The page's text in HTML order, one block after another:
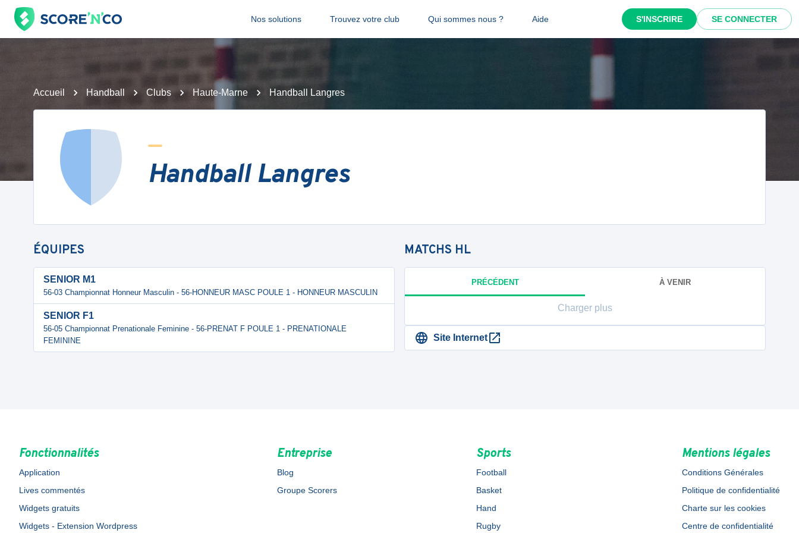
Nos solutions Trouvez votre club Qui sommes nous ? Aide S'INSCRIRE SE CONNECTER
Accueil Handball Clubs Haute-Marne Handball Langres
Handball Langres
ÉQUIPES
SENIOR M1
56-03 Championnat Honneur Masculin - 56-HONNEUR MASC POULE 1 - HONNEUR MASCULIN
SENIOR F1
56-05 Championnat Prenationale Feminine - 56-PRENAT F POULE 1 - PRENATIONALE
FEMININE
MATCHS HL
PRÉCÉDENT À VENIR
Charger plus
Site Internet
Fonctionnalités
Application
Lives commentés
Widgets gratuits
Widgets - Extension Wordpress
Entreprise
Blog
Groupe Scorers
Sports
Football
Basket
Hand
Rugby
Mentions légales
Conditions Générales
Politique de confidentialité
Charte sur les cookies
Centre de confidentialité